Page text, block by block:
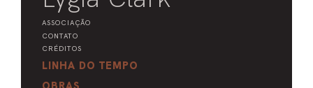
ASSOCIAÇÃO
CONTATO
CRÉDITOS
LINHA DO TEMPO